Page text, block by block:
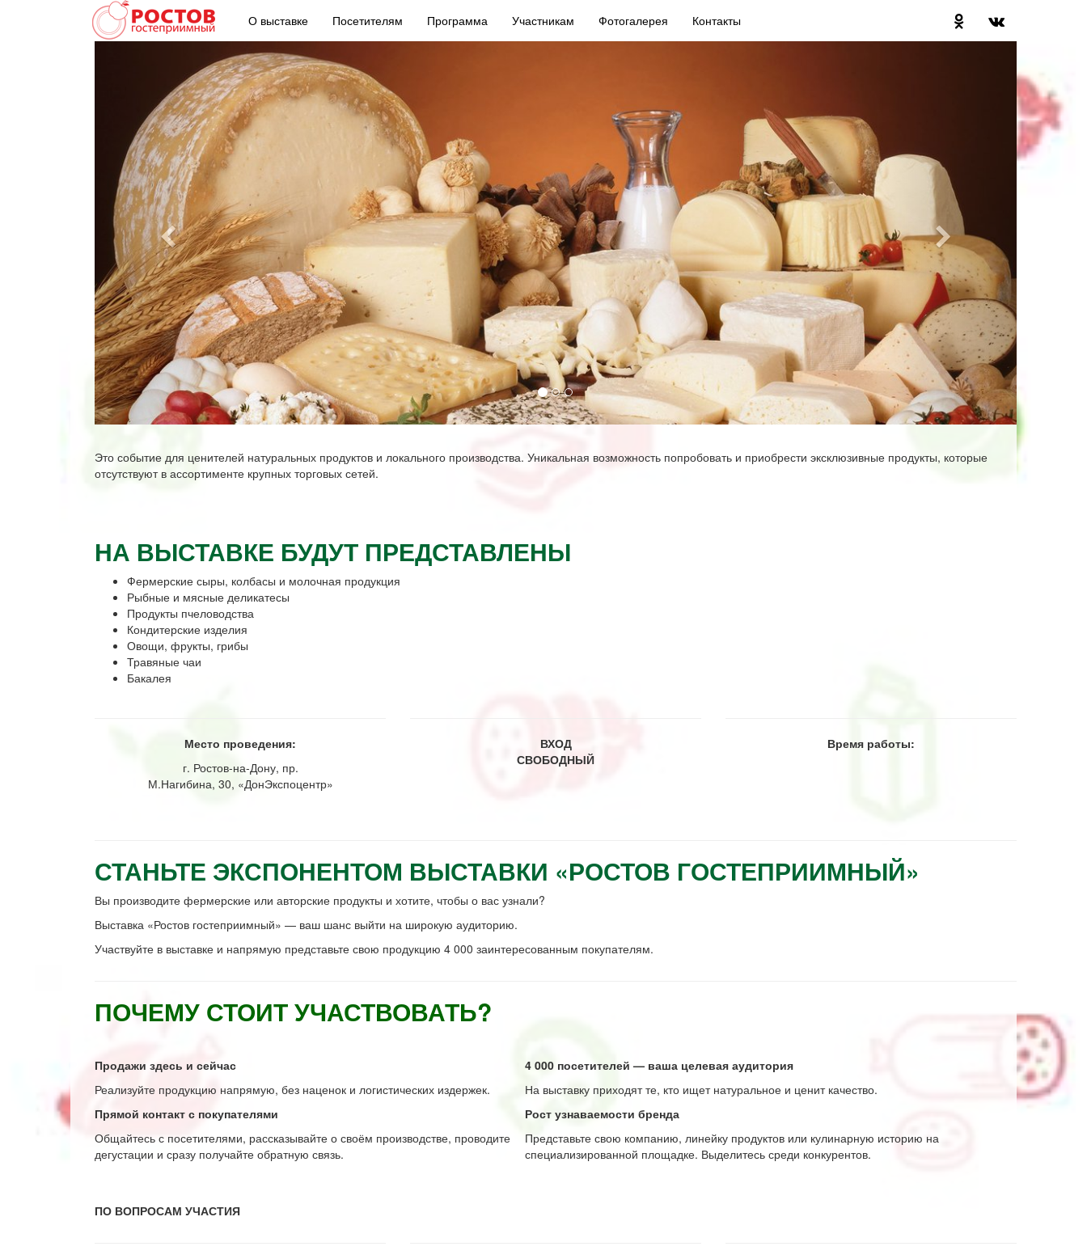
О выставке Посетителям Программа Участникам Фотогалерея Контакты
Предыдущий
Это событие для ценителей натуральных продуктов и локального производства. Уникальная возможность попробовать и приобрести эксклюзивные продукты, которые
отсутствуют в ассортименте крупных торговых сетей.
НА ВЫСТАВКЕ БУДУТ ПРЕДСТАВЛЕНЫ
Фермерские сыры, колбасы и молочная продукция
Рыбные и мясные деликатесы
Продукты пчеловодства
Кондитерские изделия
Овощи, фрукты, грибы
Травяные чаи
Бакалея
Место проведения:
г. Ростов-на-Дону, пр.
М.Нагибина, 30, «ДонЭкспоцентр»
ВХОД
СВОБОДНЫЙ
Время работы:
СТАНЬТЕ ЭКСПОНЕНТОМ ВЫСТАВКИ «РОСТОВ ГОСТЕПРИИМНЫЙ»
Вы производите фермерские или авторские продукты и хотите, чтобы о вас узнали?
Выставка «Ростов гостеприимный» — ваш шанс выйти на широкую аудиторию.
Участвуйте в выставке и напрямую представьте свою продукцию 4 000 заинтересованным покупателям.
ПОЧЕМУ СТОИТ УЧАСТВОВАТЬ?
Продажи здесь и сейчас
Реализуйте продукцию напрямую, без наценок и логистических издержек.
4 000 посетителей — ваша целевая аудитория
На выставку приходят те, кто ищет натуральное и ценит качество.
Прямой контакт с покупателями
Общайтесь с посетителями, рассказывайте о своём производстве, проводите
дегустации и сразу получайте обратную связь.
Рост узнаваемости бренда
Представьте свою компанию, линейку продуктов или кулинарную историю на
специализированной площадке. Выделитесь среди конкурентов.
ПО ВОПРОСАМ УЧАСТИЯ